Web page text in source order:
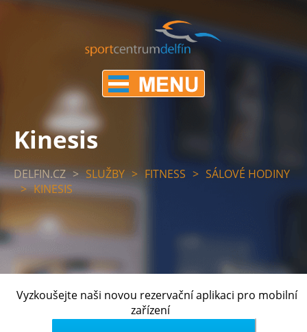
Kinesis
DELFIN.CZ > SLUŽBY > FITNESS > SÁLOVÉ HODINY
> KINESIS
Vyzkoušejte naši novou rezervační aplikaci pro mobilní
zařízení